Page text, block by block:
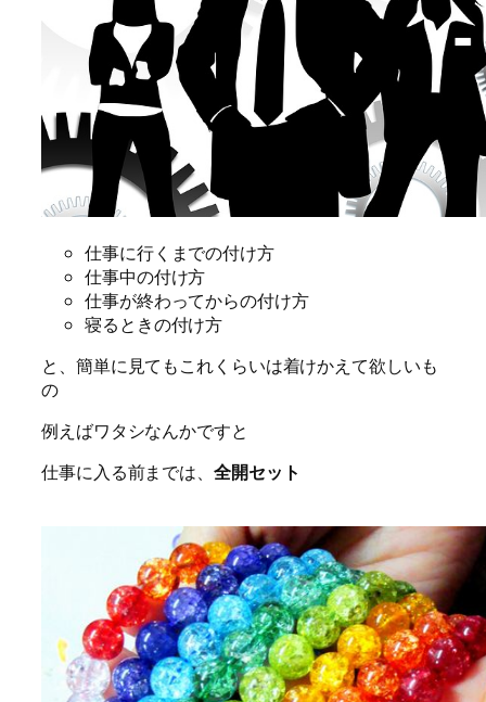
仕事に行くまでの付け方
仕事中の付け方
仕事が終わってからの付け方
寝るときの付け方
と、簡単に見てもこれくらいは着けかえて欲しいも
の
例えばワタシなんかですと
仕事に入る前までは、 全開セット